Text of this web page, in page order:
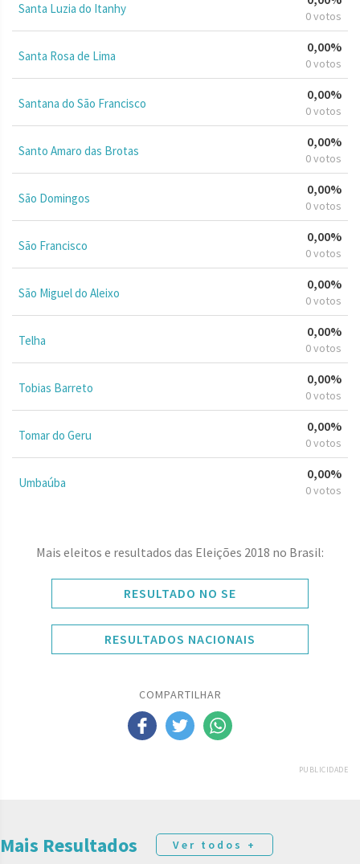
Santa Luzia do Itanhy 0 votos
Santa Rosa de Lima
0,00%
0 votos
Santana do São Francisco
0,00%
0 votos
Santo Amaro das Brotas
0,00%
0 votos
São Domingos
0,00%
0 votos
São Francisco
0,00%
0 votos
São Miguel do Aleixo
0,00%
0 votos
Telha
0,00%
0 votos
Tobias Barreto
0,00%
0 votos
Tomar do Geru
0,00%
0 votos
Umbaúba
0,00%
0 votos
Mais eleitos e resultados das Eleições 2018 no Brasil:
RESULTADO NO SE
RESULTADOS NACIONAIS
COMPARTILHAR
PUBLICIDADE
Mais Resultados Ver todos +